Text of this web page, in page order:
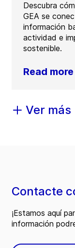
Descubra
GEA se
información
actividad e
sostenible.
Read more
Ver más
Contacte
¡Estamos aquí
información